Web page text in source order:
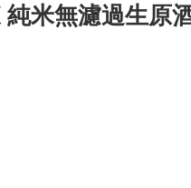
米無濾過生原